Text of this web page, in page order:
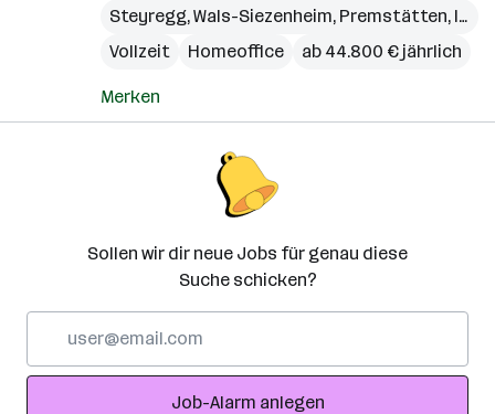
Steyregg,Wals-Siezenheim, Premstätten, Innsbruck
Vollzeit
Homeoffice ab 44.800 € jährlich
Merken
Sollen wir dir neue Jobs für genau diese
Suche schicken?
Adresse
Job-Alarm anlegen